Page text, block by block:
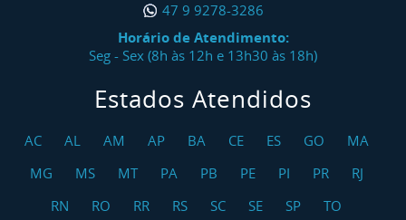
47 9 9278-3286
Horário de Atendimento:
Seg - Sex (8h às 12h e 13h30 às 18h)
Estados Atendidos
AC AL AM AP BA CE ES GO
MA
MG
MS MT PA PB PE PI PR
RJ
RN
RO RR RS SC SE SP TO